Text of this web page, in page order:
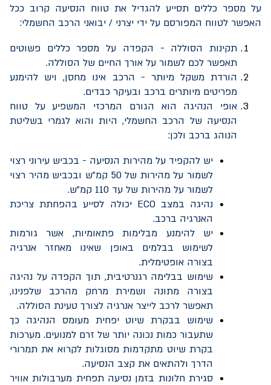
על מספר כללים תסייע להגדיל את טווח הנסיעה קרוב ככל
האפשר לטווח המפורסם על ידי יצרני / יבואני הרכב החשמלי:
תקינות הסוללה - הקפדה על מספר כללים פשוטים
תאפשר לכם לשמור על אורך החיים של הסוללה.
הורדת משקל מיותר - הרכב אינו מחסן, ויש להימנע
מפריטים מיותרים ברכב ובעיקר כבדים.
אופי הנהיגה הוא הגורם המרכזי המשפיע על טווח
הנסיעה של הרכב החשמלי, היות והוא לגמרי בשליטת
הנוהג ברכב ולכן:
יש להקפיד על מהירות הנסיעה - בכביש עירוני רצוי
לשמור על מהירות של 50 קמ”ש ובכביש מהיר רצוי
לשמור על מהירות של עד 110 קמ"ש.
נהיגה במצבECO יכולה לסייע בהפחתת צריכת
האנרגיה ברכב.
יש להימנע מבלימות פתאומיות, אשר גורמות
לשימוש בבלמים באופן שאינו מאחזר אנרגיה
בצורה אופטימלית.
שימוש בבלימה רגנרטיבית, תוך הקפדה על נהיגה
בצורה מתונה ושמירת מרחק מהרכב שלפנינו,
תאפשר לרכב לייצר אנרגיה לצורך טעינת הסוללה.
שימוש בבקרת שיוט יפחית מעומס הנהיגה כך
שתעבור כמות נכונה יותר של זרם למנועים. מערכות
בקרת שיוט מתקדמות מסוגלות לקרוא את תמרורי
הדרך ולהתאים את קצב הנסיעה.
סגירת חלונות בזמן נסיעה תפחית מערבולות אוויר